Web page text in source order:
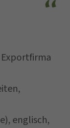
englisch,